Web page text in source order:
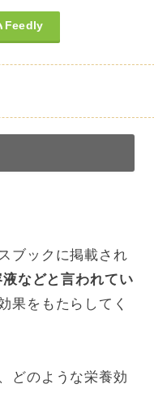
Feedly
ブックに掲載され
などと言われてい
果をもたらしてく
どのような栄養効